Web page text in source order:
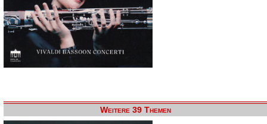
Weitere 39 Themen